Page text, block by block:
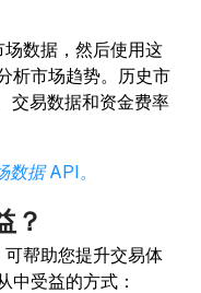
数据，然后使用这
析市场趋势。历史市
交易数据和资金费率
据 API。
？
帮助您提升交易体
中受益的方式：